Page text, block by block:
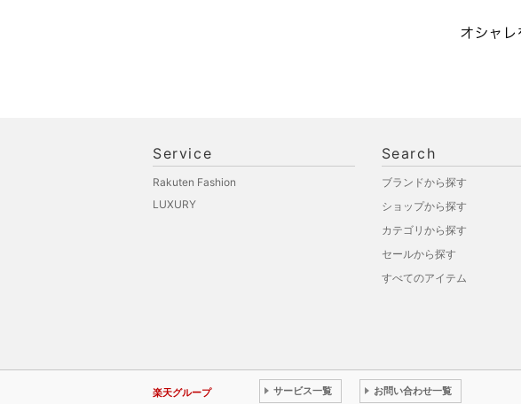
Service
Rakuten Fashion
LUXURY
Search
ブランドから探す
ショップから探す
カテゴリから探す
セールから探す
すべてのアイテム
楽天グループ サービス一覧 お問い合わせ一覧